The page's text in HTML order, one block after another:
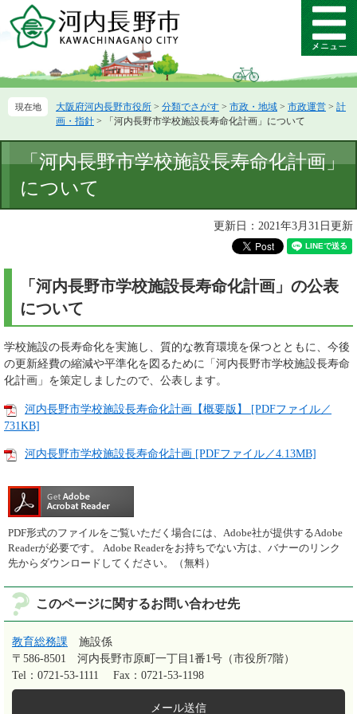
ー
先
ニ
を
て
メ
ニ
ー
大阪府河内長野市役所 > 分類でさがす > 市政・地域 > 市政運営 > 計
画・指針 > 「河内長野市学校施設長寿命化計画」について
文
「河内長野市学校施設長寿命化計画」
について
更新日：2021年3月31日更新
「河内長野市学校施設長寿命化計画」の公表
について
学校施設の長寿命化を実施し、質的な教育環境を保つとともに、今後
の更新経費の縮減や平準化を図るために「河内長野市学校施設長寿命
化計画」を策定しましたので、公表します。
河内長野市学校施設長寿命化計画【概要版】 [PDFファイル／
731KB]
河内長野市学校施設長寿命化計画 [PDFファイル／4.13MB]
PDF形式のファイルをご覧いただく場合には、Adobe社が提供するAdobe
Readerが必要です。
Adobe Readerをお持ちでない方は、バナーのリンク
先からダウンロードしてください。（無料）
このページに関するお問い合わせ先
教育総務課
施設係
〒586-8501
河内長野市原町一丁目1番1号（市役所7階）
Tel：0721-53-1111
Fax：0721-53-1198
メール送信